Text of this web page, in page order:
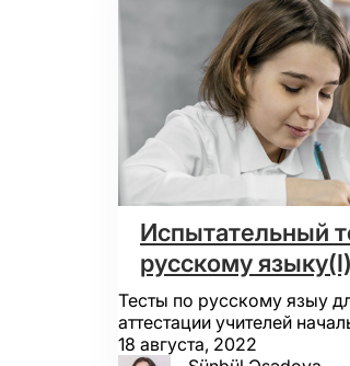
Испытательный
русскому языку(I)
Тесты по русскому языу
аттестации учителей
18 августа, 2022